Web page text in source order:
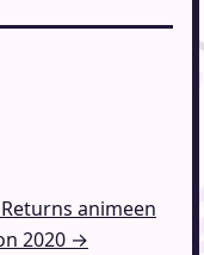
animeen
2020 →